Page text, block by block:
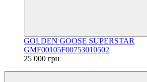
GOLDEN GOOSE SUPERSTAR
GMF00105F00753010502
25 000 грн